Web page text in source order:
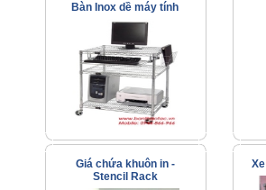
Bàn Inox dề máy tính
Giá chứa khuôn in -
Stencil Rack